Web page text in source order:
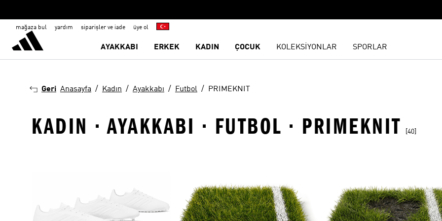
mağaza bul yardım siparişler ve iade üye ol
AYAKKABI ERKEK KADIN ÇOCUK KOLEKSİYONLAR SPORLAR
Geri Anasayfa Kadın Ayakkabı Futbol PRIMEKNIT
KADIN · AYAKKABI · FUTBOL · PRIMEKNIT [40]